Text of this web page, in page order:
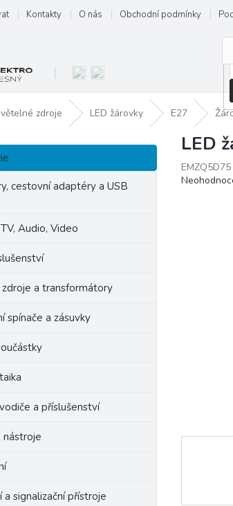
Kontakty O nás Obchodní podmínky
zdroje LED žárovky E27
cestovní adaptéry a USB
Audio, Video
a transformátory
spínače a zásuvky
a příslušenství
nástroje
a signalizační přístroje
LED
EMZQ5D75
Průměrné